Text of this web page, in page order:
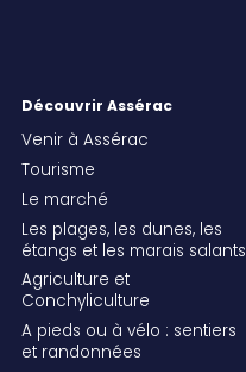
Découvrir Assérac
Venir à Assérac
Tourisme
Le marché
Les plages, les dunes, les
étangs et les marais salants
Agriculture et
Conchyliculture
A pieds ou à vélo : sentiers
et randonnées